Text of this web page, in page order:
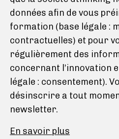
données afin de vous
formation (base légale :
contractuelles) et pour
régulièrement des
concernant l’innovation
légale : consentement).
désinscrire a tout
newsletter.
En savoir plus